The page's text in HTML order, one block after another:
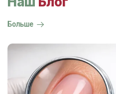
Больше